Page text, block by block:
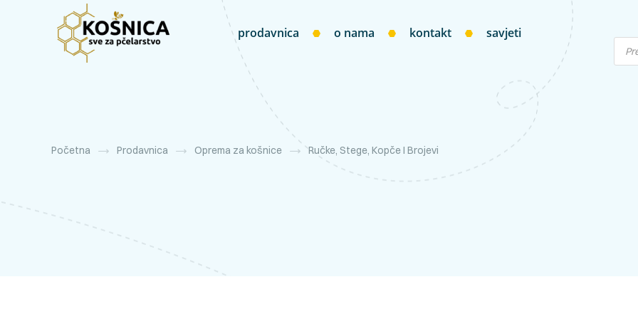
prodavnica o nama kontakt savjeti
Početna Prodavnica Oprema za košnice Ručke, Stege, Kopče I Brojevi